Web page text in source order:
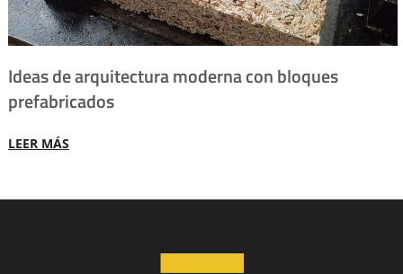
Ideas de arquitectura moderna con bloques
prefabricados
LEER MÁS